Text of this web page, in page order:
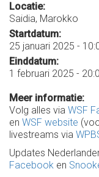
Locatie:
Saidia, Marokko
Startdatum:
25 januari 2025 -
Einddatum:
1 februari 2025 -
Meer informatie:
Volg alles via WSF
en WSF website
livestreams via
Updates
Facebook en